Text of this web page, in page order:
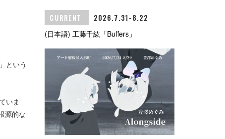
という
いま
源的な
CURRENT 2026.7.31-8.22
(日本語) 工藤千紘「Buffers」